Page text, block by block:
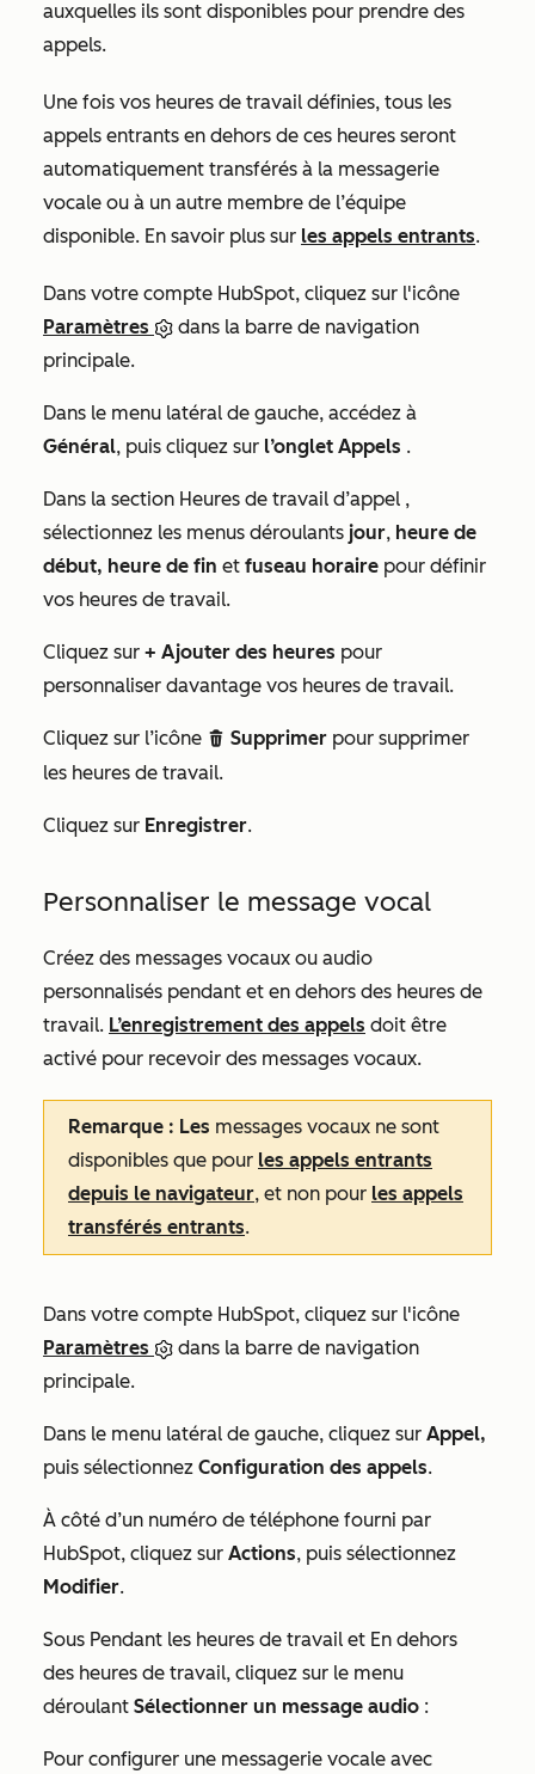
auxquelles ils sont disponibles pour prendre des
appels.
Une fois vos heures de travail définies, tous les
appels entrants en dehors de ces heures seront
automatiquement transférés à la messagerie
vocale ou à un autre membre de l’équipe
disponible. En savoir plus sur les appels entrants.
Dans votre compte HubSpot, cliquez sur l'icône
Paramètres
dans la barre de navigation
principale.
Dans le menu latéral de gauche, accédez à
Général, puis cliquez sur l’onglet Appels .
Dans la section Heures de travail d’appel ,
sélectionnez les menus déroulants jour, heure de
début, heure de fin et fuseau horaire pour définir
vos heures de travail.
Cliquez sur + Ajouter des heures pour
personnaliser davantage vos heures de travail.
Cliquez sur l’icône delete Supprimer pour supprimer
les heures de travail.
Cliquez sur Enregistrer.
Personnaliser le message vocal
Créez des messages vocaux ou audio
personnalisés pendant et en dehors des heures de
travail. L’enregistrement des appels doit être
activé pour recevoir des messages vocaux.
Remarque : Les messages vocaux ne sont
disponibles que pour les appels entrants
depuis le navigateur, et non pour les appels
transférés entrants.
Dans votre compte HubSpot, cliquez sur l'icône
Paramètres
dans la barre de navigation
principale.
Dans le menu latéral de gauche, cliquez sur Appel,
puis sélectionnez Configuration des appels.
À côté d’un numéro de téléphone fourni par
HubSpot, cliquez sur Actions, puis sélectionnez
Modifier.
Sous Pendant les heures de travail et En dehors
des heures de travail, cliquez sur le menu
déroulant Sélectionner un message audio :
Pour configurer une messagerie vocale avec